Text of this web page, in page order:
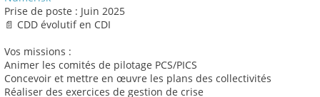
Prise de poste : Juin 2025
📄 CDD évolutif en CDI
Vos missions :
Animer les comités de pilotage PCS/PICS
Concevoir et mettre en œuvre les plans des collectivités
Réaliser des exercices de gestion de crise